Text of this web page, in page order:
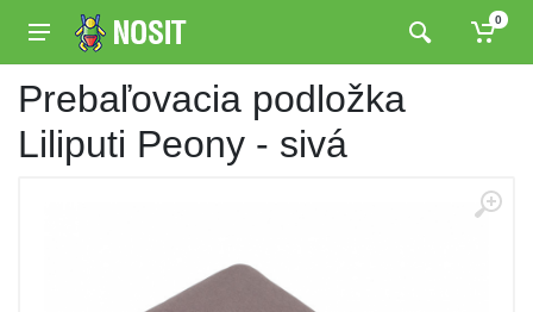
0
Prebaľovacia podložka
Liliputi Peony - sivá